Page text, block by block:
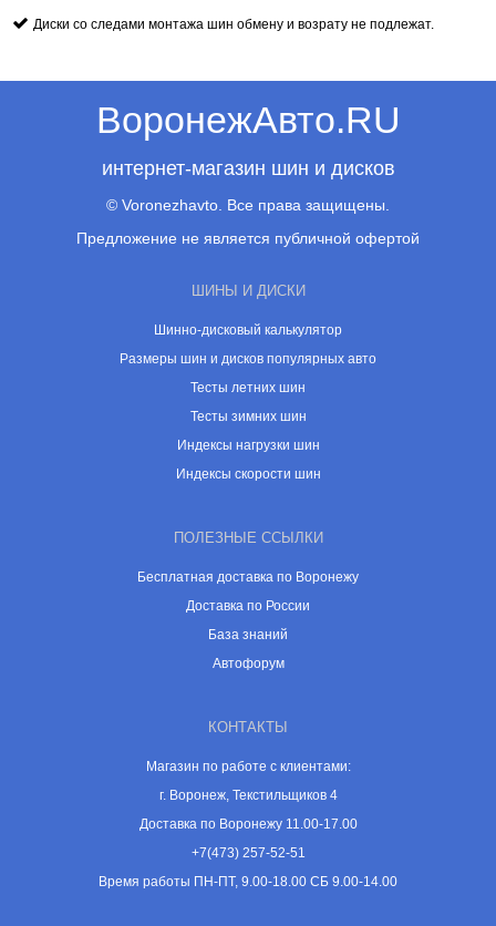
Диски со следами монтажа шин обмену и возрату не подлежат.
ВоронежАвто.RU
интернет-магазин шин и дисков
© Voronezhavto. Все права защищены.
Предложение не является публичной офертой
ШИНЫ И ДИСКИ
Шинно-дисковый калькулятор
Размеры шин и дисков популярных авто
Тесты летних шин
Тесты зимних шин
Индексы нагрузки шин
Индексы скорости шин
ПОЛЕЗНЫЕ ССЫЛКИ
Бесплатная доставка по Воронежу
Доставка по России
База знаний
Автофорум
КОНТАКТЫ
Магазин по работе с клиентами:
г. Воронеж, Текстильщиков 4
Доставка по Воронежу 11.00-17.00
+7(473) 257-52-51
Время работы ПН-ПТ, 9.00-18.00 СБ 9.00-14.00